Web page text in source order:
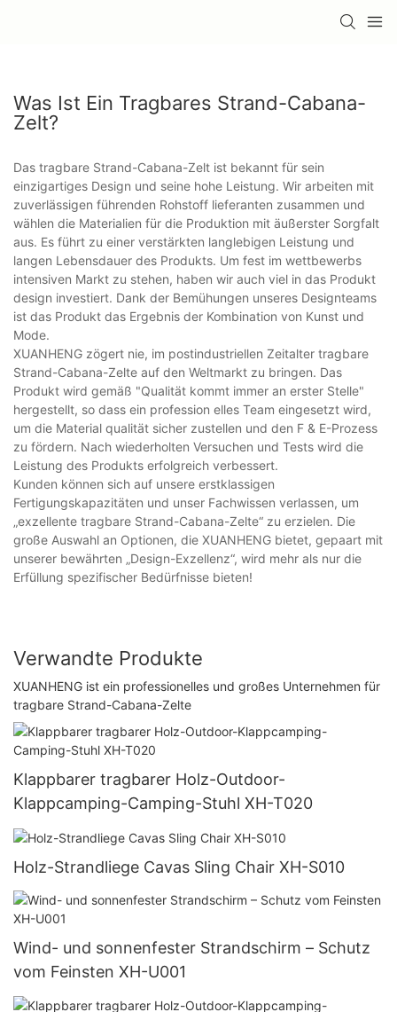
Was Ist Ein Tragbares Strand-Cabana-
Zelt?
Das tragbare Strand-Cabana-Zelt ist bekannt für sein
einzigartiges Design und seine hohe Leistung. Wir arbeiten mit
zuverlässigen führenden Rohstoff lieferanten zusammen und
wählen die Materialien für die Produktion mit äußerster Sorgfalt
aus. Es führt zu einer verstärkten langlebigen Leistung und
langen Lebensdauer des Produkts. Um fest im wettbewerbs
intensiven Markt zu stehen, haben wir auch viel in das Produkt
design investiert. Dank der Bemühungen unseres Designteams
ist das Produkt das Ergebnis der Kombination von Kunst und
Mode.
XUANHENG zögert nie, im postindustriellen Zeitalter tragbare
Strand-Cabana-Zelte auf den Weltmarkt zu bringen. Das
Produkt wird gemäß "Qualität kommt immer an erster Stelle"
hergestellt, so dass ein profession elles Team eingesetzt wird,
um die Material qualität sicher zustellen und den F & E-Prozess
zu fördern. Nach wiederholten Versuchen und Tests wird die
Leistung des Produkts erfolgreich verbessert.
Kunden können sich auf unsere erstklassigen
Fertigungskapazitäten und unser Fachwissen verlassen, um
„exzellente tragbare Strand-Cabana-Zelte“ zu erzielen. Die
große Auswahl an Optionen, die XUANHENG bietet, gepaart mit
unserer bewährten „Design-Exzellenz“, wird mehr als nur die
Erfüllung spezifischer Bedürfnisse bieten!
Verwandte Produkte
XUANHENG ist ein professionelles und großes Unternehmen für
tragbare Strand-Cabana-Zelte
Klappbarer tragbarer Holz-Outdoor-
Klappcamping-Camping-Stuhl XH-T020
Holz-Strandliege Cavas Sling Chair XH-S010
Wind- und sonnenfester Strandschirm – Schutz
vom Feinsten XH-U001